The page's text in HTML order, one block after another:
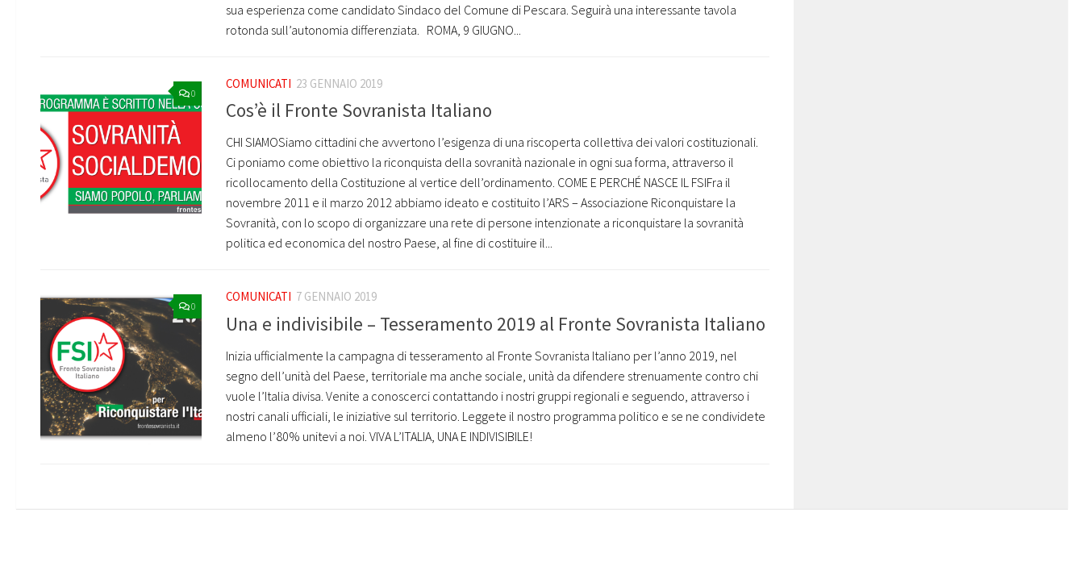
sua esperienza come candidato Sindaco del Comune di Pescara. Seguirà una interessante tavola
rotonda sull’autonomia differenziata. ROMA, 9 GIUGNO...
0
COMUNICATI 23 GENNAIO 2019
Cos’è il Fronte Sovranista Italiano
CHI SIAMOSiamo cittadini che avvertono l’esigenza di una riscoperta collettiva dei valori costituzionali.
Ci poniamo come obiettivo la riconquista della sovranità nazionale in ogni sua forma, attraverso il
ricollocamento della Costituzione al vertice dell’ordinamento. COME E PERCHÉ NASCE IL FSIFra il
novembre 2011 e il marzo 2012 abbiamo ideato e costituito l’ARS – Associazione Riconquistare la
Sovranità, con lo scopo di organizzare una rete di persone intenzionate a riconquistare la sovranità
politica ed economica del nostro Paese, al fine di costituire il...
0
COMUNICATI 7 GENNAIO 2019
Una e indivisibile – Tesseramento 2019 al Fronte Sovranista Italiano
Inizia ufficialmente la campagna di tesseramento al Fronte Sovranista Italiano per l’anno 2019, nel
segno dell’unità del Paese, territoriale ma anche sociale, unità da difendere strenuamente contro chi
vuole l’Italia divisa. Venite a conoscerci contattando i nostri gruppi regionali e seguendo, attraverso i
nostri canali ufficiali, le iniziative sul territorio. Leggete il nostro programma politico e se ne condividete
almeno l’80% unitevi a noi. VIVA L’ITALIA, UNA E INDIVISIBILE!